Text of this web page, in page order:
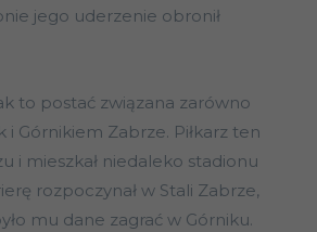
jego uderzenie obronił
to postać związana zarówno
i Górnikiem Zabrze. Piłkarz ten
i mieszkał niedaleko stadionu
rozpoczynał w Stali Zabrze,
mu dane zagrać w Górniku.